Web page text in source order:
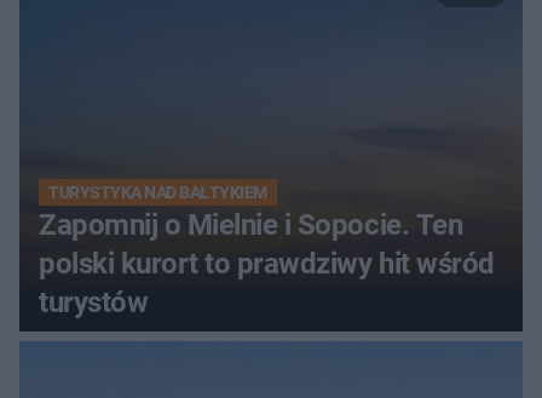
TURYSTYKA NAD BAŁTYKIEM
Zapomnij o Mielnie i Sopocie. Ten
polski kurort to prawdziwy hit wśród
turystów